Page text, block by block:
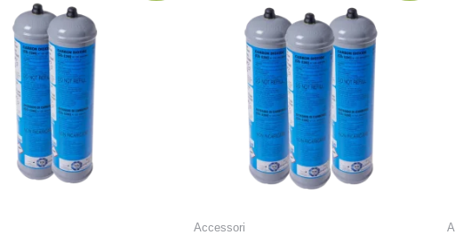
Accessori